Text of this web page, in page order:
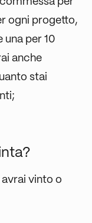
ogni progetto,
una per 10
anche
stai
avrai vinto o